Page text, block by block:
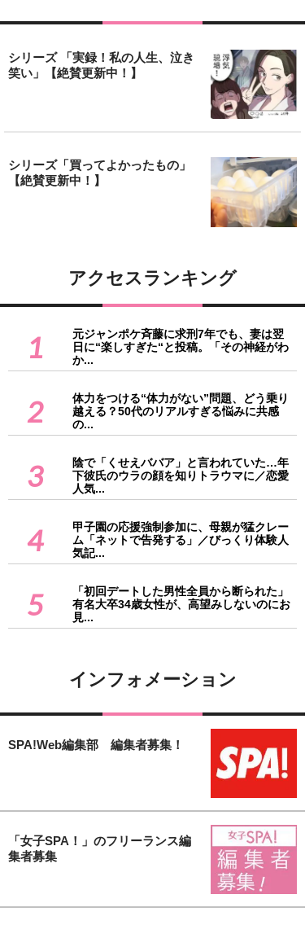
シリーズ 「実録！私の人生、泣き
笑い」【絶賛更新中！】
シリーズ「買ってよかったもの」
【絶賛更新中！】
アクセスランキング
1
元ジャンポケ斉藤に求刑7年でも、妻は翌
日に“楽しすぎた“と投稿。「その神経がわ
か...
2
体力をつける“体力がない”問題、どう乗り
越える？50代のリアルすぎる悩みに共感
の...
3
陰で「くせえババア」と言われていた…年
下彼氏のウラの顔を知りトラウマに／恋愛
人気...
4
甲子園の応援強制参加に、母親が猛クレー
ム「ネットで告発する」／びっくり体験人
気記...
5
「初回デートした男性全員から断られた」
有名大卒34歳女性が、高望みしないのにお
見...
インフォメーション
SPA!Web編集部 編集者募集！
「女子SPA！」のフリーランス編
集者募集